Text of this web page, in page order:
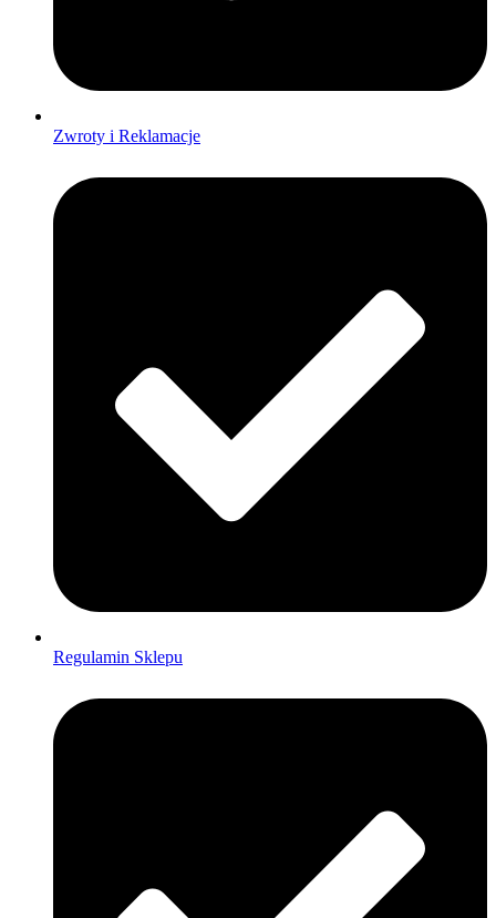
Zwroty i Reklamacje
Regulamin Sklepu